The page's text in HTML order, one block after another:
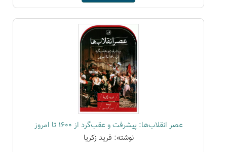
عصر انقلاب‌ها: پیشرفت و عقب‌گرد از 1600 تا امروز
نوشته: فرید زکریا